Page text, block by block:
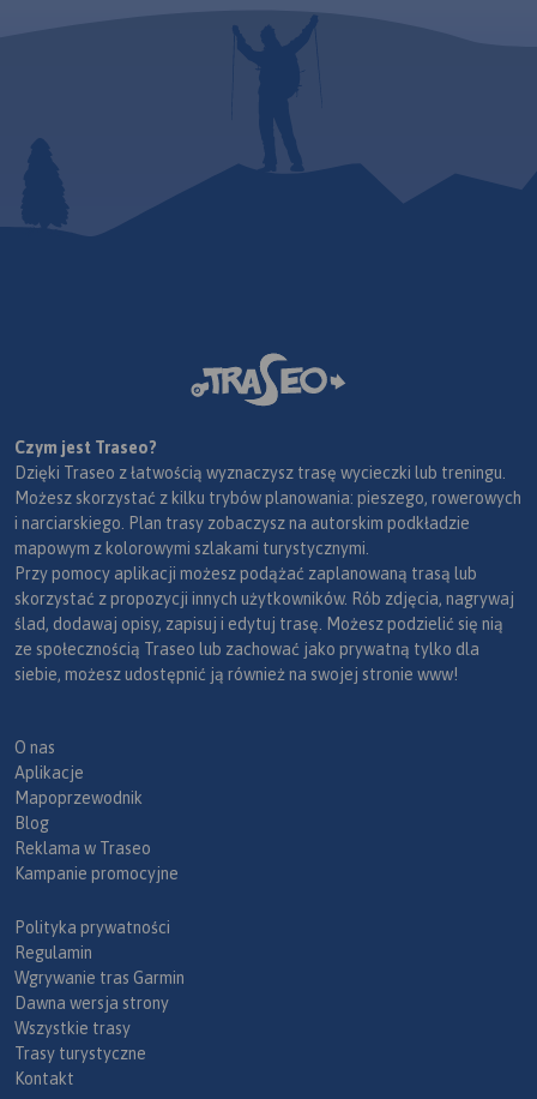
Czym jest Traseo?
Dzięki Traseo z łatwością wyznaczysz trasę wycieczki lub treningu.
Możesz skorzystać z kilku trybów planowania: pieszego, rowerowych
i narciarskiego. Plan trasy zobaczysz na autorskim podkładzie
mapowym z kolorowymi szlakami turystycznymi.
Przy pomocy aplikacji możesz podążać zaplanowaną trasą lub
skorzystać z propozycji innych użytkowników. Rób zdjęcia, nagrywaj
ślad, dodawaj opisy, zapisuj i edytuj trasę. Możesz podzielić się nią
ze społecznością Traseo lub zachować jako prywatną tylko dla
siebie, możesz udostępnić ją również na swojej stronie www!
O nas
Aplikacje
Mapoprzewodnik
Blog
Reklama w Traseo
Kampanie promocyjne
Polityka prywatności
Regulamin
Wgrywanie tras Garmin
Dawna wersja strony
Wszystkie trasy
Trasy turystyczne
Kontakt